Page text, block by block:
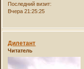
Последний визит:
Вчера 21:25:25
Дилетант
Читатель